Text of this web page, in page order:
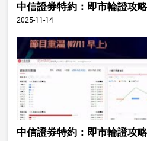
中信證券特約：即市輪證攻
2025-11-14
中信證券特約：即市輪證攻